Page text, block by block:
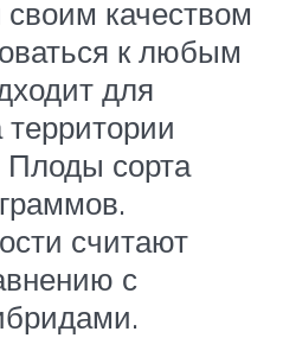
качеством
к любым
для
сорта
считают
с